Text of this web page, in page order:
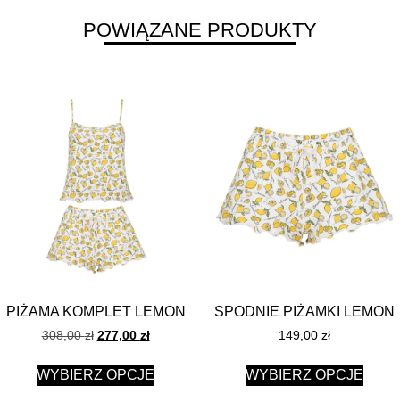
POWIĄZANE PRODUKTY
PIŻAMA KOMPLET LEMON
308,00zł 277,00 zł
WYBIERZ OPCJE
SPODNIE PIŻAMKI LEMON
149,00 zł
WYBIERZ OPCJE